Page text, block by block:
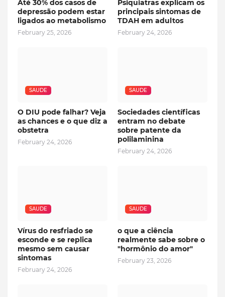
Até 30% dos casos de
depressão podem estar
ligados ao metabolismo
February 25, 2026
Psiquiatras explicam os
principais sintomas de
TDAH em adultos
February 24, 2026
SAUDE
O DIU pode falhar? Veja
as chances e o que diz a
obstetra
February 24, 2026
SAUDE
Sociedades científicas
entram no debate
sobre patente da
polilaminina
February 24, 2026
SAUDE
Vírus do resfriado se
esconde e se replica
mesmo sem causar
sintomas
February 24, 2026
SAUDE
o que a ciência
realmente sabe sobre o
"hormônio do amor"
February 23, 2026